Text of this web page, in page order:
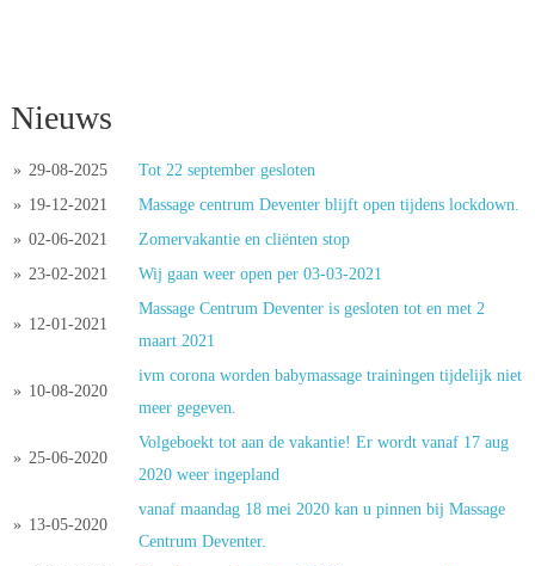
Nieuws
» 29-08-2025
Tot 22 september gesloten
» 19-12-2021
Massage centrum Deventer blijft open tijdens lockdown.
» 02-06-2021
Zomervakantie en cliënten stop
» 23-02-2021 Wij gaan weer open per 03-03-2021
» 12-01-2021
Massage Centrum Deventer is gesloten tot en met 2
maart 2021
» 10-08-2020
ivm corona worden babymassage trainingen tijdelijk niet
meer gegeven.
» 25-06-2020
Volgeboekt tot aan de vakantie! Er wordt vanaf 17 aug
2020 weer ingepland
» 13-05-2020
vanaf maandag 18 mei 2020 kan u pinnen bij Massage
Centrum Deventer.